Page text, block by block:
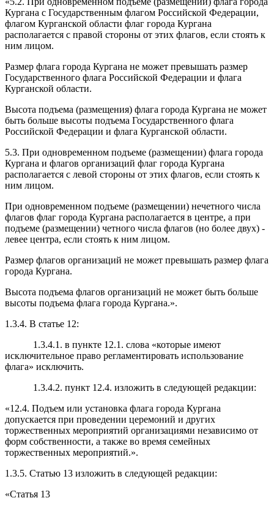
Кургана с Государственным флагом Российской Федерации,
флагом Курганской области флаг города Кургана
располагается с правой стороны от этих флагов, если стоять к
ним лицом.
Размер флага города Кургана не может превышать размер
Государственного флага Российской Федерации и флага
Курганской области.
Высота подъема (размещения) флага города Кургана не может
быть больше высоты подъема Государственного флага
Российской Федерации и флага Курганской области.
5.3. При одновременном подъеме (размещении) флага города
Кургана и флагов организаций флаг города Кургана
располагается с левой стороны от этих флагов, если стоять к
ним лицом.
При одновременном подъеме (размещении) нечетного числа
флагов флаг города Кургана располагается в центре, а при
подъеме (размещении) четного числа флагов (но более двух) -
левее центра, если стоять к ним лицом.
Размер флагов организаций не может превышать размер флага
города Кургана.
Высота подъема флагов организаций не может быть больше
высоты подъема флага города Кургана.».
1.3.4. В статье 12:
1.3.4.1. в пункте 12.1. слова «которые имеют
исключительное право регламентировать использование
флага» исключить.
1.3.4.2. пункт 12.4. изложить в следующей редакции:
«12.4. Подъем или установка флага города Кургана
допускается при проведении церемоний и других
торжественных мероприятий организациями независимо от
форм собственности, а также во время семейных
торжественных мероприятий.».
1.3.5. Статью 13 изложить в следующей редакции:
«Статья 13